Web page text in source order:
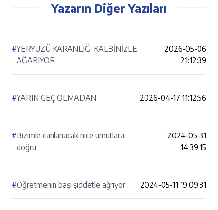
Yazarın Diğer Yazıları
#YERYÜZÜ KARANLIĞI KALBİNİZLE
AĞARIYOR
2026-05-06
21:12:39
#YARIN GEÇ OLMADAN 2026-04-17 11:12:56
#Bizimle canlanacak nice umutlara
doğru
2024-05-31
14:39:15
#Öğretmenin başı şiddetle ağrıyor 2024-05-11 19:09:31